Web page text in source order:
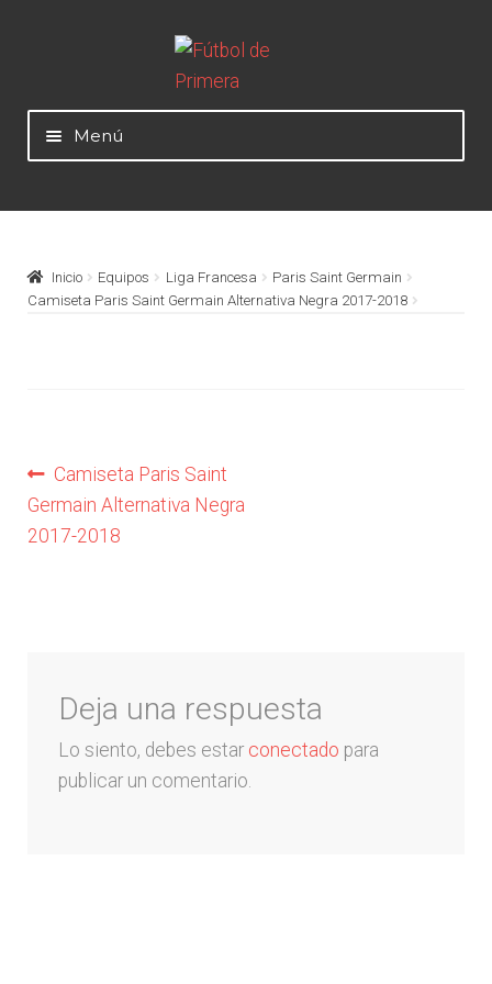
la
navegación
contenido
Menú
Mundial 2026
Selecciones Nacionales
Liga Colombiana
Liga Española – La Liga
Retro
Inicio Equipos Liga Francesa
Paris Saint Germain
Camiseta Paris Saint Germain Alternativa Negra 2017-2018
Navegación
de
Anterior:
Camiseta Paris Saint
Germain Alternativa Negra
2017-2018
Deja una respuesta
Lo siento, debes estar conectado para
publicar un comentario.